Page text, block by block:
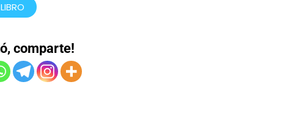
comparte!